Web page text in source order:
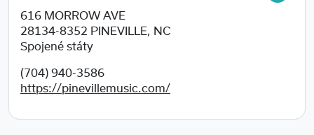
616 MORROW AVE
28134-8352 PINEVILLE, NC
Spojené státy
(704) 940-3586
https://pinevillemusic.com/